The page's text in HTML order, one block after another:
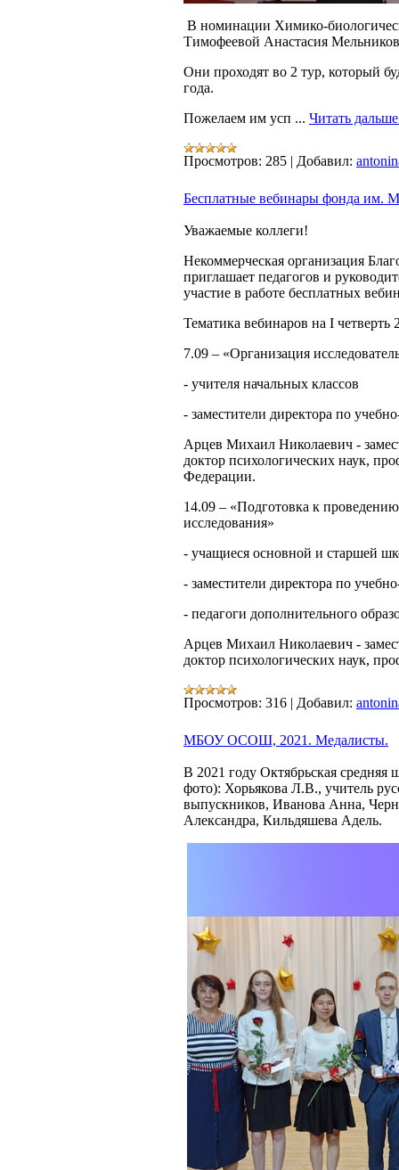
В номинации Химико-
Тимофеевой Анастасия
Они проходят во 2 тур, который
года.
Пожелаем им усп ... Читать
Просмотров: 285 | Добавил:
Бесплатные вебинары фонда им.
Уважаемые коллеги!
Некоммерческая организация
приглашает педагогов и
участие в работе бесплатных
Тематика вебинаров на I четверть
7.09 – «Организация
- учителя начальных классов
- заместители директора по
Арцев Михаил Николаевич -
доктор психологических наук,
Федерации.
14.09 – «Подготовка к
исследования»
- учащиеся основной и старшей
- заместители директора по
- педагоги дополнительного
Арцев Михаил Николаевич -
доктор психологических наук,
Просмотров: 316 | Добавил:
МБОУ ОСОШ, 2021. Медалисты.
В 2021 году Октябрьская средняя
фото): Хорьякова Л.В., учитель
выпускников, Иванова Анна,
Александра, Кильдяшева Адель.